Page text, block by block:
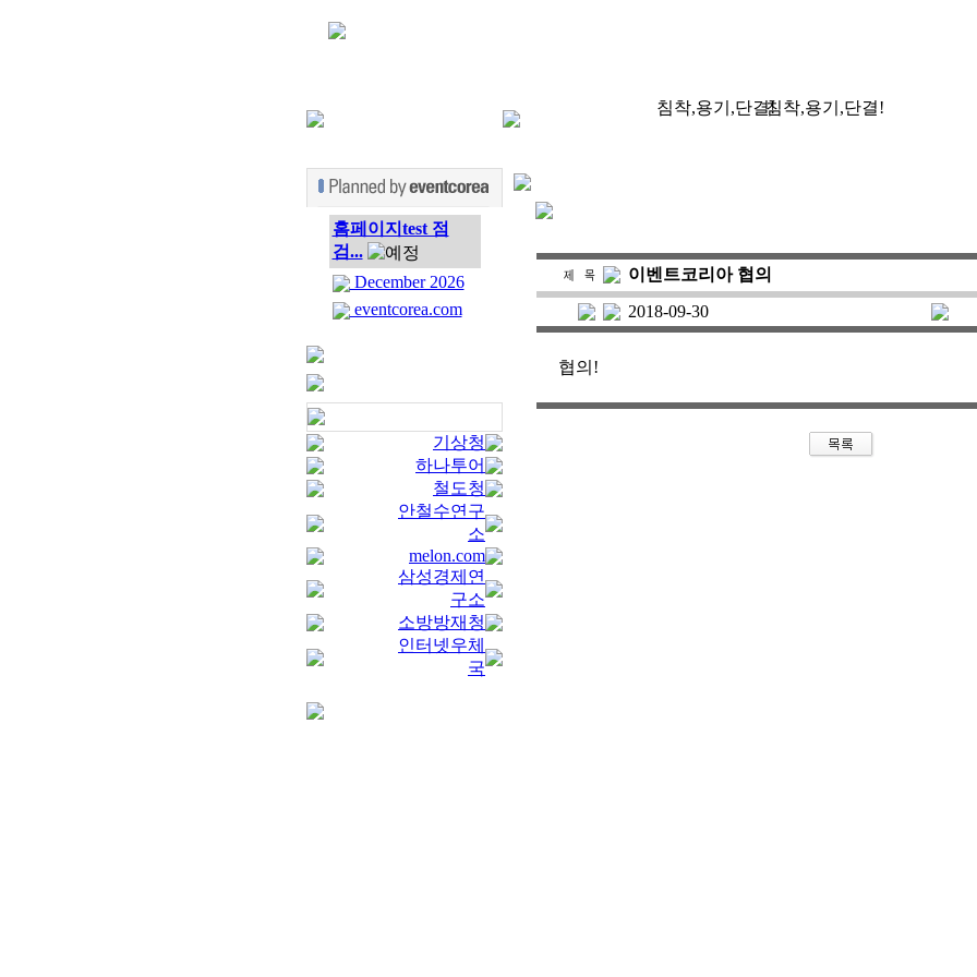
침착,용기,단결!침착,용기,단결!
홈페이지test 점
검...
December 2026
eventcorea.com
기상청
하나투어
철도청
안철수연구
소
melon.com
삼성경제연
구소
소방방재청
인터넷우체
국
이벤트코리아 협의
2018-09-30
협의!